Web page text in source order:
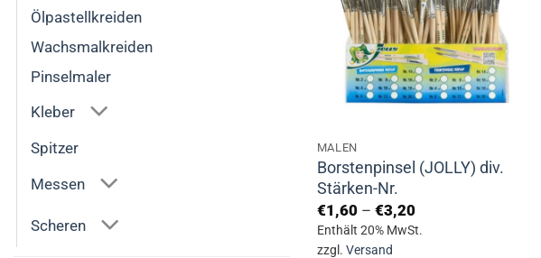
Ölpastellkreiden
Wachsmalkreiden
Pinselmaler
Kleber
Spitzer
Messen
Scheren
Optionen
können
gewählt
werden
MALEN
Borstenpinsel (JOLLY) div.
Stärken-Nr.
€1,60 – €3,20Preisspanne:
€1,60
bis
Enthält 20% MwSt.
zzgl. Versand